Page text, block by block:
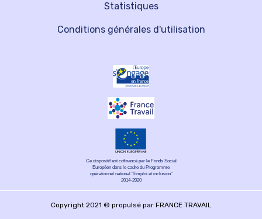
Statistiques
Conditions générales d'utilisation
Ce dispositif est cofinancé par le Fonds Social
Européen dans le cadre du Programme
opérationnel national "Emploi et inclusion"
2014-2020
Copyright 2021 © propulsé par FRANCE TRAVAIL